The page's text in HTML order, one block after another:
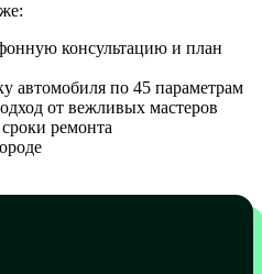
консультацию и план
автомобиля по 45 параметрам
от вежливых мастеров
ремонта